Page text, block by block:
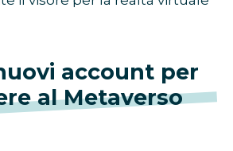
account per
al Metaverso